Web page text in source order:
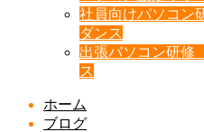
社員向けパソコン
ダンス
出張パソコン研
ス
ホーム
ブログ